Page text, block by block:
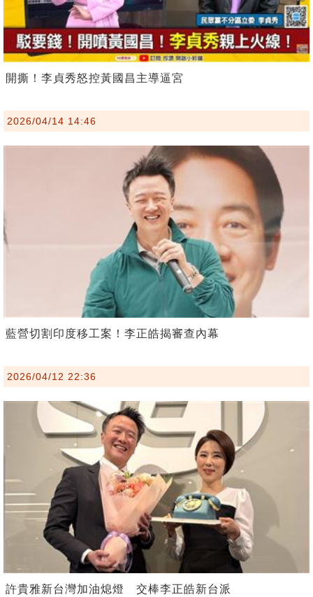
開撕！李貞秀怒控黃國昌主導逼宮
2026/04/14 14:46
藍營切割印度移工案！李正皓揭審查內幕
2026/04/12 22:36
許貴雅新台灣加油熄燈 交棒李正皓新台派